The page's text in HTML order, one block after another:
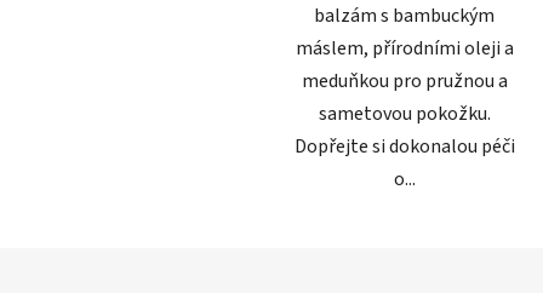
balzám s bambuckým
máslem, přírodními oleji a
meduňkou pro pružnou a
sametovou pokožku.
Dopřejte si dokonalou péči
o...